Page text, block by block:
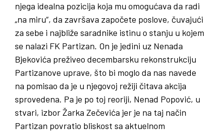
njega idealna pozicija koja mu omogućava da radi
„na miru“, da završava započete poslove, čuvajući
za sebe i najbliže saradnike istinu o stanju u kojem
se nalazi FK Partizan. On je jedini uz Nenada
Bjekovića preživeo decembarsku rekonstrukciju
Partizanove uprave, što bi moglo da nas navede
na pomisao da je u njegovoj režiji čitava akcija
sprovedena. Pa je po toj reoriji, Nenad Popović, u
stvari, izbor Žarka Zečevića jer je na taj način
Partizan povratio bliskost sa aktuelnom